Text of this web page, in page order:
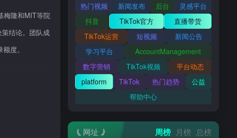
梅隆和MIT等院
结论。团队成
度。
热门视频 新闻发布 后台
灵感平台
抖音
TikTok官方
直播带货
TikTok运营
短视频
新闻公告
学习平台
AccountManagement
数字营销
TikTok视频
平台动态
platform
TikTok 热门趋势
公益
帮助中心
网址 周榜 月榜 总榜